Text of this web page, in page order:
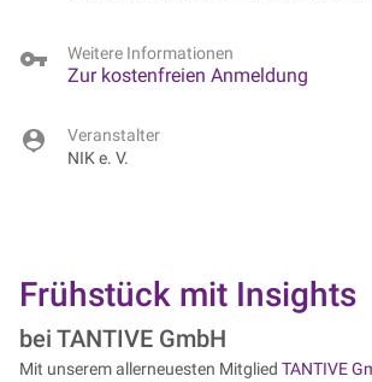
Frühstück mit Insights
bei TANTIVE GmbH
Mit unserem allerneuesten Mitglied TANTIVE
Weitere Informationen
Zur kostenfreien Anmeldung
Veranstalter
NIK e. V.